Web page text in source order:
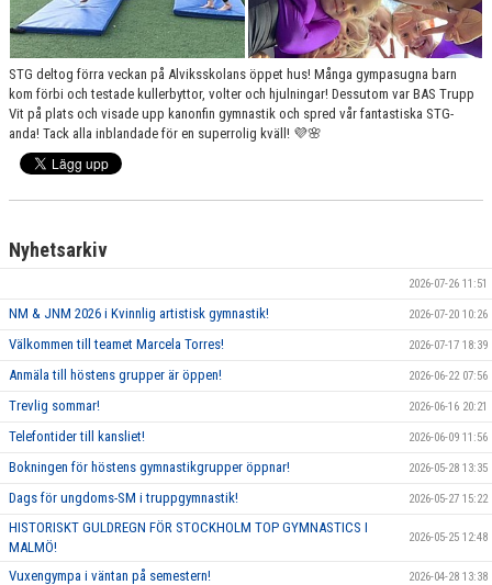
STG deltog förra veckan på Alviksskolans öppet hus! Många gympasugna barn
kom förbi och testade kullerbyttor, volter och hjulningar! Dessutom var BAS Trupp
Vit på plats och visade upp kanonfin gymnastik och spred vår fantastiska STG-
anda! Tack alla inblandade för en superrolig kväll! 💜🌸
Nyhetsarkiv
2026-07-26 11:51
NM & JNM 2026 i Kvinnlig artistisk gymnastik! 2026-07-20 10:26
Välkommen till teamet Marcela Torres! 2026-07-17 18:39
Anmäla till höstens grupper är öppen! 2026-06-22 07:56
Trevlig sommar! 2026-06-16 20:21
Telefontider till kansliet! 2026-06-09 11:56
Bokningen för höstens gymnastikgrupper öppnar! 2026-05-28 13:35
Dags för ungdoms-SM i truppgymnastik! 2026-05-27 15:22
HISTORISKT GULDREGN FÖR STOCKHOLM TOP GYMNASTICS I
MALMÖ!
2026-05-25 12:48
Vuxengympa i väntan på semestern! 2026-04-28 13:38